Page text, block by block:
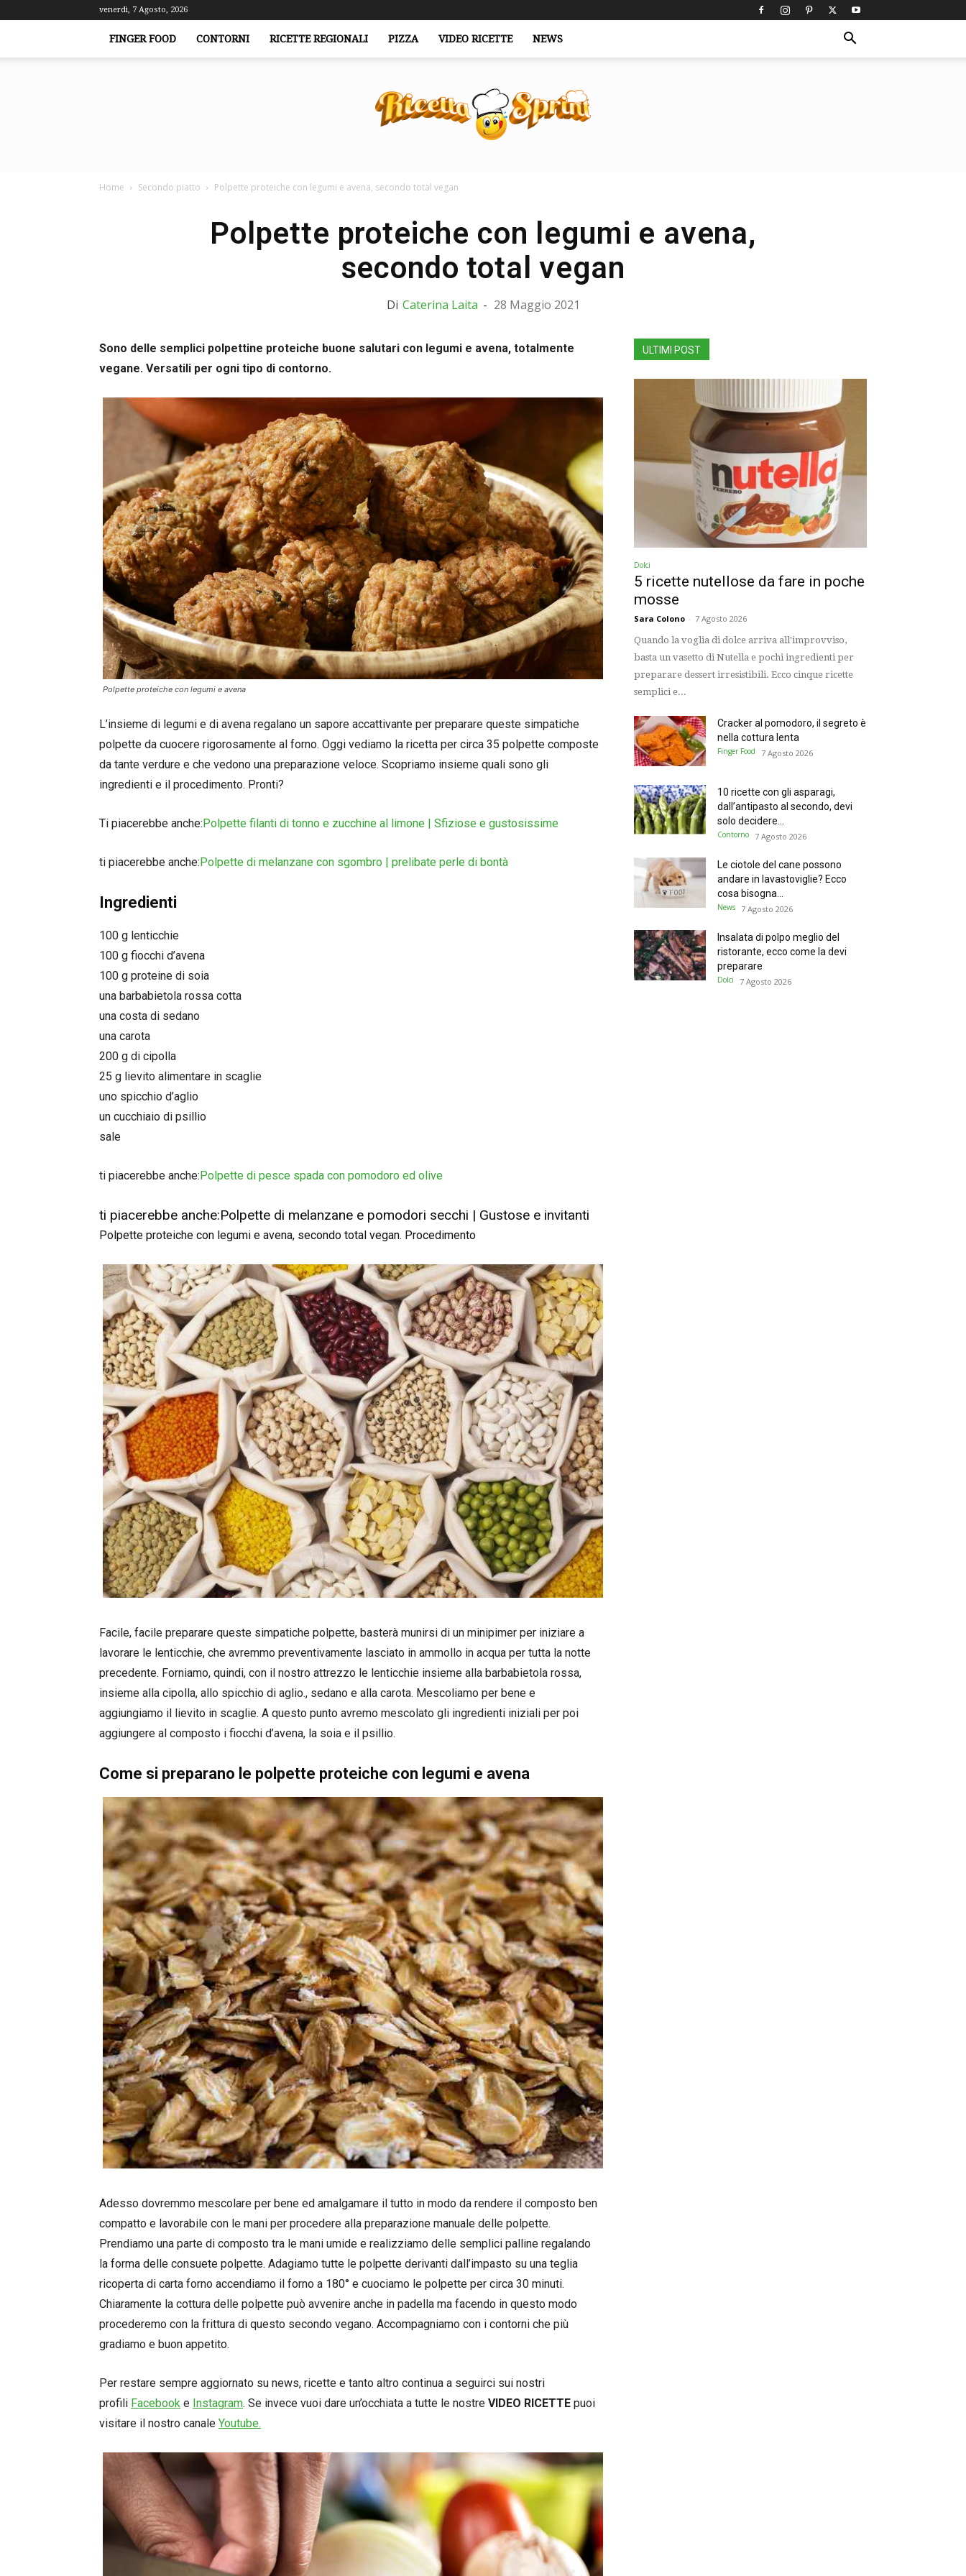
venerdì, 7 Agosto, 2026
FINGER FOOD CONTORNI RICETTE REGIONALI PIZZA VIDEO RICETTE NEWS
Home Secondo piatto Polpette proteiche con legumi e avena, secondo total vegan
Polpette proteiche con legumi e avena,
secondo total vegan
Di Caterina Laita - 28 Maggio 2021
Sono delle semplici polpettine proteiche buone salutari con legumi e avena, totalmente
vegane. Versatili per ogni tipo di contorno.
Polpette proteiche con legumi e avena
L’insieme di legumi e di avena regalano un sapore accattivante per preparare queste simpatiche
polpette da cuocere rigorosamente al forno. Oggi vediamo la ricetta per circa 35 polpette composte
da tante verdure e che vedono una preparazione veloce. Scopriamo insieme quali sono gli
ingredienti e il procedimento. Pronti?
Ti piacerebbe anche:Polpette filanti di tonno e zucchine al limone | Sfiziose e gustosissime
ti piacerebbe anche:Polpette di melanzane con sgombro | prelibate perle di bontà
Ingredienti
100 g lenticchie
100 g fiocchi d’avena
100 g proteine di soia
una barbabietola rossa cotta
una costa di sedano
una carota
200 g di cipolla
25 g lievito alimentare in scaglie
uno spicchio d’aglio
un cucchiaio di psillio
sale
ti piacerebbe anche:Polpette di pesce spada con pomodoro ed olive
ti piacerebbe anche:Polpette di melanzane e pomodori secchi | Gustose e invitanti
Polpette proteiche con legumi e avena, secondo total vegan. Procedimento
Facile, facile preparare queste simpatiche polpette, basterà munirsi di un minipimer per iniziare a
lavorare le lenticchie, che avremmo preventivamente lasciato in ammollo in acqua per tutta la notte
precedente. Forniamo, quindi, con il nostro attrezzo le lenticchie insieme alla barbabietola rossa,
insieme alla cipolla, allo spicchio di aglio., sedano e alla carota. Mescoliamo per bene e
aggiungiamo il lievito in scaglie. A questo punto avremo mescolato gli ingredienti iniziali per poi
aggiungere al composto i fiocchi d’avena, la soia e il psillio.
Come si preparano le polpette proteiche con legumi e avena
Adesso dovremmo mescolare per bene ed amalgamare il tutto in modo da rendere il composto ben
compatto e lavorabile con le mani per procedere alla preparazione manuale delle polpette.
Prendiamo una parte di composto tra le mani umide e realizziamo delle semplici palline regalando
la forma delle consuete polpette. Adagiamo tutte le polpette derivanti dall’impasto su una teglia
ricoperta di carta forno accendiamo il forno a 180° e cuociamo le polpette per circa 30 minuti.
Chiaramente la cottura delle polpette può avvenire anche in padella ma facendo in questo modo
procederemo con la frittura di questo secondo vegano. Accompagniamo con i contorni che più
gradiamo e buon appetito.
Per restare sempre aggiornato su news, ricette e tanto altro continua a seguirci sui nostri
profili Facebook e Instagram. Se invece vuoi dare un’occhiata a tutte le nostre VIDEO RICETTE puoi
visitare il nostro canale Youtube.
ULTIMI POST
Dolci
5 ricette nutellose da fare in poche
mosse
Sara Colono - 7 Agosto 2026
Quando la voglia di dolce arriva all'improvviso,
basta un vasetto di Nutella e pochi ingredienti per
preparare dessert irresistibili. Ecco cinque ricette
semplici e...
Cracker al pomodoro, il segreto è
nella cottura lenta
Finger Food 7 Agosto 2026
10 ricette con gli asparagi,
dall’antipasto al secondo, devi
solo decidere...
Contorno 7 Agosto 2026
Le ciotole del cane possono
andare in lavastoviglie? Ecco
cosa bisogna...
News 7 Agosto 2026
Insalata di polpo meglio del
ristorante, ecco come la devi
preparare
Dolci 7 Agosto 2026